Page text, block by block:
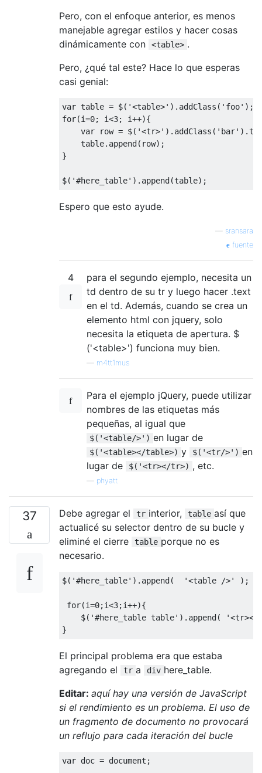
Pero, con el enfoque anterior, es menos
manejable agregar estilos y hacer cosas
dinámicamente con
<table> .
Pero, ¿qué tal este? Hace lo que esperas
casi genial:
var table = $( '<table>' ). addClass ( 'foo' );
for(i=0; i<3; i++){
var row = $( '<tr>' ). addClass ( 'bar' ).
    table
. append( row);
}
$( '#here_table' ). append(table);
Espero que esto ayude.
sransara
fuente
4
para el segundo ejemplo, necesita un
td dentro de su tr y luego hacer .text
en el td. Además, cuando se crea un
elemento html con jquery, solo
necesita la etiqueta de apertura. $
('<table>') funciona muy bien.
m4tt1mus
Para el ejemplo jQuery, puede utilizar
nombres de las etiquetas más
pequeñas, al igual que
$('<table/>') en lugar de
$('<table></table>) y $('<tr/>') en
lugar de
$('<tr></tr>) , etc.
phyatt
37 Debe agregar el tr interior, table así que
actualicé su selector dentro de su bucle y
eliminé el cierre
table porque no es
necesario.
$( '#here_table' ). append( '<table />' );
for(i=0;i<3;i++){
    $
( '#here_table table' ). append(
}
El principal problema era que estaba
agregando el
tr a div here_table.
Editar: aquí hay una versión de JavaScript
si el rendimiento es un problema. El uso de
un fragmento de documento no provocará
un reflujo para cada iteración del bucle
var doc = document ;